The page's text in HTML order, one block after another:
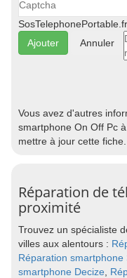
SosTelephonePortable.fr
Annuler
Vous avez d'autres
smartphone On Off Pc
mettre à jour cette fiche.
Réparation de
proximité
Trouvez un spécialiste
villes aux alentours :
Réparation
smartphone Decize